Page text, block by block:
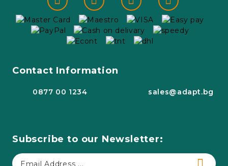
Contact Information
0877 00 1234 sales@adapt.bg
Subscribe to our Newsletter: